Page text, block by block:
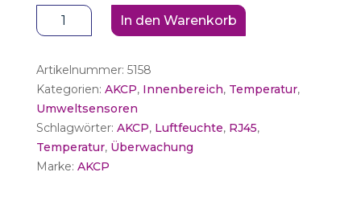
AKCP
SNMP
Temperatur
(1,5m/5ft
und
verlängerbar
bis
300m)
In den Warenkorb
Artikelnummer: 5158
Kategorien: AKCP, Innenbereich, Temperatur,
Umweltsensoren
Schlagwörter: AKCP, Luftfeuchte, RJ45,
Temperatur, Überwachung
Marke: AKCP